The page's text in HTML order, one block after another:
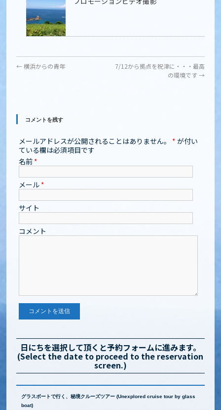
←横浜からの青年
7/12から拠点を祝津に・・・最高
の環境です→
コメントを残す
メールアドレスが公開されることはありません。 * が付い
ている欄は必須項目です
名前 *
メール *
サイト
コメント
日にちを選択して頂くと予約フォームに進みます。
(Select the date to proceed to the reservation
screen.)
グラスボートで行く、秘境クルーズツアー (Unexplored cruise tour by glass
boat)